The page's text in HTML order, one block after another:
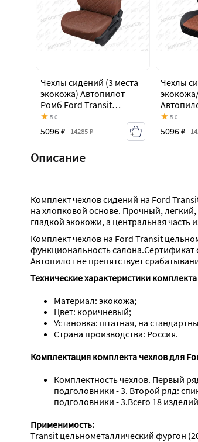
Чехлы сидений (3 места
экокожа) Автопилот
Ромб Ford Transit
цельнометаллический
фургон (2006-2014)
5.0
5096 ₽ 14285 ₽
Чехлы
Transit
фургон
5.0
5096 ₽
Описание
Комплект чехлов сидений на Ford
на хлопковой основе. Прочный,
гладкой экокожи, а центральная
Комплект чехлов на Ford Transit
функциональность
Автопилот не препятствует
Технические характеристики
Материал: экокожа;
Цвет: коричневый;
Установка: штатная, на
Страна производства: Россия.
Комплектация комплекта чехлов для
Комплектность чехлов. Первый
подголовники - 3. Второй ряд:
подголовники - 3.﻿Всего 18
Применимость:
Transit цельнометаллический фургон